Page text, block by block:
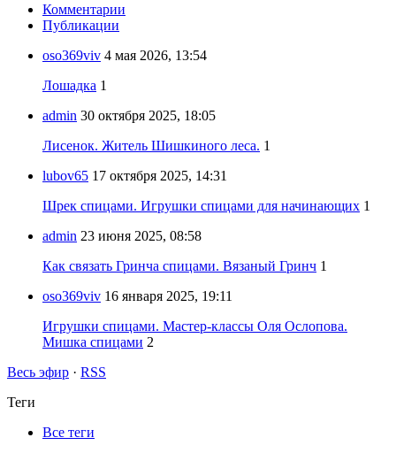
Комментарии
Публикации
oso369viv 4 мая 2026, 13:54
Лошадка 1
admin 30 октября 2025, 18:05
Лисенок. Житель Шишкиного леса. 1
lubov65 17 октября 2025, 14:31
Шрек спицами. Игрушки спицами для начинающих 1
admin 23 июня 2025, 08:58
Как связать Гринча спицами. Вязаный Гринч 1
oso369viv 16 января 2025, 19:11
Игрушки спицами. Мастер-классы Оля Ослопова.
Мишка спицами 2
Весь эфир · RSS
Теги
Все теги